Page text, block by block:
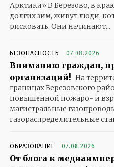
Арктики» В Березово, в
долгих зим, живут люди,
рисковать. Они начинают...
БЕЗОПАСНОСТЬ 07.08.2026
Вниманию граждан,
организаций! На
границах Березовского
повышенной пожаро- и
магистральные
газораспределительные
ОБРАЗОВАНИЕ 07.08.2026
От блога к